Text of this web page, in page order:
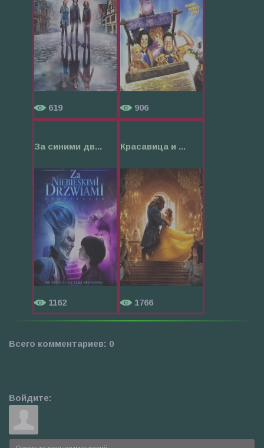
619 906
За синими дв...
1162
Красавица и ...
1766
Всего комментариев: 0
Войдите: